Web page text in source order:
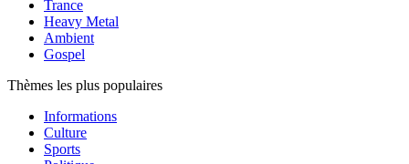
Trance
Heavy Metal
Ambient
Gospel
Thèmes les plus populaires
Informations
Culture
Sports